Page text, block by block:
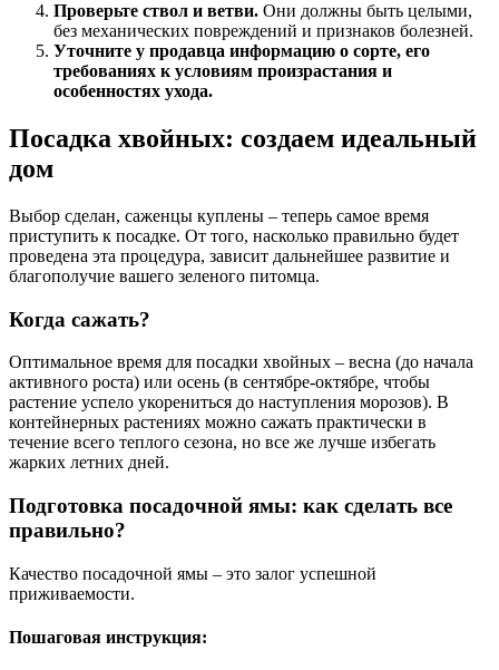
Проверьте ствол и ветви. Они должны быть целыми,
без механических повреждений и признаков болезней.
Уточните у продавца информацию о сорте, его
требованиях к условиям произрастания и
особенностях ухода.
Посадка хвойных: создаем идеальный
дом
Выбор сделан, саженцы куплены – теперь самое время
приступить к посадке. От того, насколько правильно будет
проведена эта процедура, зависит дальнейшее развитие и
благополучие вашего зеленого питомца.
Когда сажать?
Оптимальное время для посадки хвойных – весна (до начала
активного роста) или осень (в сентябре-октябре, чтобы
растение успело укорениться до наступления морозов). В
контейнерных растениях можно сажать практически в
течение всего теплого сезона, но все же лучше избегать
жарких летних дней.
Подготовка посадочной ямы: как сделать все
правильно?
Качество посадочной ямы – это залог успешной
приживаемости.
Пошаговая инструкция: